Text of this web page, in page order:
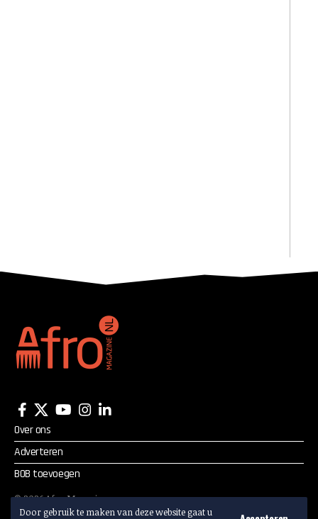
Door gebruik te maken van deze website gaat u
Over ons
Adverteren
BOB toevoegen
©2026Afro Magazine.
Alle rechten voorbehouden.